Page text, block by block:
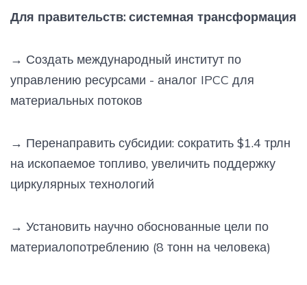
Для правительств: системная трансформация
→ Создать международный институт по
управлению ресурсами - аналог IPCC для
материальных потоков
→ Перенаправить субсидии: сократить $1.4 трлн
на ископаемое топливо, увеличить поддержку
циркулярных технологий
→ Установить научно обоснованные цели по
материалопотреблению (8 тонн на человека)